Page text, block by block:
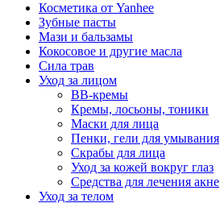
Косметика от Yanhee
Зубные пасты
Мази и бальзамы
Кокосовое и другие масла
Сила трав
Уход за лицом
BB-кремы
Кремы, лосьоны, тоники
Маски для лица
Пенки, гели для умывания
Скрабы для лица
Уход за кожей вокруг глаз
Средства для лечения акне
Уход за телом